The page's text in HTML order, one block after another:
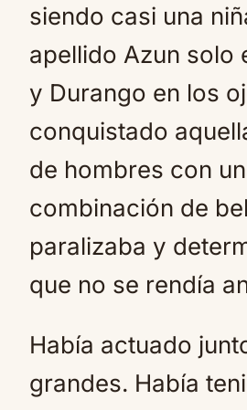
siendo casi una
apellido Azun solo
y Durango en los
conquistado
de hombres con
combinación de
paralizaba y
que no se rendía
Había actuado
grandes. Había